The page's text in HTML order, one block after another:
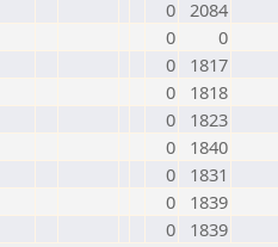
0 2084
0
0
0
1817
0
1818
0
1823
0
1840
0
1831
0
1839
0 1839